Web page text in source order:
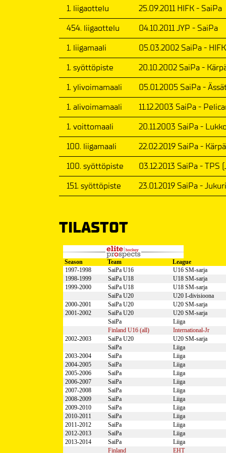
1. liigaottelu
25.09.2011 HIFK - SaiPa
454. liigaottelu
04.10.2011 JYP - SaiPa
1. liigamaali
05.03.2002 SaiPa -
1. syöttöpiste
20.10.2002 SaiPa -
1. ylivoimamaali
05.01.2005 SaiPa -
1. alivoimamaali
11.12.2003 SaiPa -
1. voittomaali
20.11.2003 SaiPa -
100. liigamaali
22.02.2019 SaiPa -
100. syöttöpiste
03.12.2013 SaiPa -
151. syöttöpiste
23.01.2019 SaiPa -
TILASTOT